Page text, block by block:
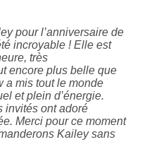
pour l’anniversaire de
incroyable ! Elle est
très
encore plus belle que
a mis tout le monde
et plein d’énergie.
invités ont adoré
Merci pour ce moment
Kailey sans